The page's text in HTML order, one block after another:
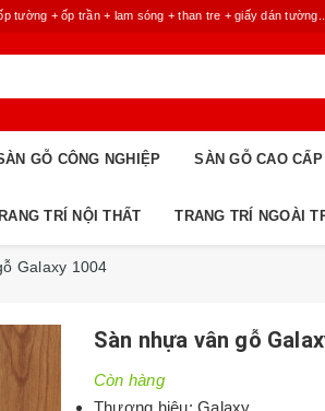
tường + ốp trần + lam sóng + than tre + giấy dán tường...
GỖ CÔNG NGHIỆP SÀN GỖ CAO CẤP
TRÍ NỘI THẤT TRANG TRÍ NGOÀI
Galaxy 1004
Sàn nhựa vân gỗ
Còn hàng
Thương hiệu: Galaxy